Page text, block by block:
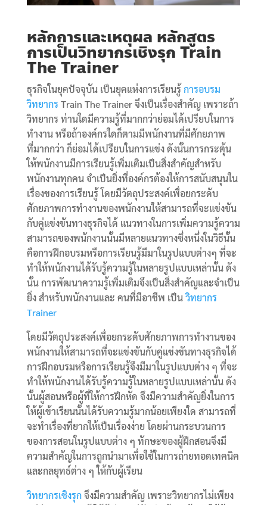
หลักการและเหตุผล หลักสูตร
การเป็นวิทยากรเชิงรุก Train
The Trainer
ธุรกิจในยุคปัจจุบัน เป็นยุคแห่งการเรียนรู้ การอบรม
วิทยากร Train The Trainer จึงเป็นเรื่องสำคัญ เพราะถ้า
วิทยากร ท่านใดมีความรู้ที่มากกว่าย่อมได้เปรียบในการ
ทำงาน หรือถ้าองค์กรใดก็ตามมีพนักงานที่มีศักยภาพ
ที่มากกว่า ก็ย่อมได้เปรียบในการแข่ง ดังนั้นการกระตุ้น
ให้พนักงานมีการเรียนรู้เพิ่มเติมเป็นสิ่งสำคัญสำหรับ
พนักงานทุกคน จำเป็นยิ่งที่องค์กรต้องให้การสนับสนุนใน
เรื่องของการเรียนรู้ โดยมีวัตถุประสงค์เพื่อยกระดับ
ศักยภาพการทำงานของพนักงานให้สามารถที่จะแข่งขัน
กับคู่แข่งขันทางธุรกิจได้ แนวทางในการเพิ่มความรู้ความ
สามารถของพนักงานนั้นมีหลายแนวทางซึ่งหนึ่งในวิธีนั้น
คือการฝึกอบรมหรือการเรียนรู้มีมาในรูปแบบต่างๆ ที่จะ
ทำให้พนักงานได้รับรู้ความรู้ในหลายรูปแบบเหล่านั้น ดัง
นั้น การพัฒนาความรู้เพิ่มเติมจึงเป็นสิ่งสำคัญและจำเป็น
ยิ่ง สำหรับพนักงานและ คนที่มีอาชีพ เป็นวิทยากร
Trainer
โดยมีวัตถุประสงค์เพื่อยกระดับศักยภาพการทำงานของ
พนักงานให้สามารถที่จะแข่งขันกับคู่แข่งขันทางธุรกิจได้
การฝึกอบรมหรือการเรียนรู้จึงมีมาในรูปแบบต่าง ๆ ที่จะ
ทำให้พนักงานได้รับรู้ความรู้ในหลายรูปแบบเหล่านั้น ดัง
นั้นผู้สอนหรือผู้ที่ให้การฝึกหัด จึงมีความสำคัญยิ่งในการ
ให้ผู้เข้าเรียนนั้นได้รับความรู้มากน้อยเพียงใด สามารถที่
จะทำเรื่องที่ยากให้เป็นเรื่องง่าย โดยผ่านกระบวนการ
ของการสอนในรูปแบบต่าง ๆ ทักษะของผู้ฝึกสอนจึงมี
ความสำคัญในการถูกนำมาเพื่อใช้ในการถ่ายทอดเทคนิค
และกลยุทธ์ต่าง ๆ ให้กับผู้เรียน
วิทยากรเชิงรุกจึงมีความสำคัญ เพราะวิทยากรไม่เพียง